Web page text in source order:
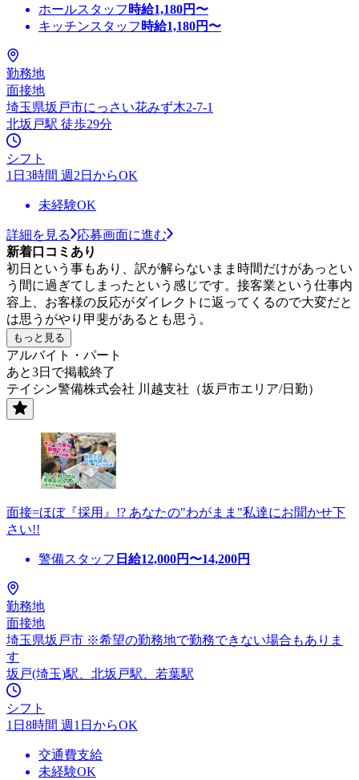
ホールスタッフ 時給1,180円〜
キッチンスタッフ 時給1,180円〜
勤務地
面接地
埼玉県坂戸市にっさい花みず木2-7-1
北坂戸駅 徒歩29分
シフト
1日3時間 週2日からOK
未経験OK
詳細を見る
応募画面に進む
新着口コミあり
初日という事もあり、訳が解らないまま時間だけがあっとい
う間に過ぎてしまったという感じです。接客業という仕事内
容上、お客様の反応がダイレクトに返ってくるので大変だと
は思うがやり甲斐があるとも思う。
もっと見る
アルバイト・パート
あと3日で掲載終了
テイシン警備株式会社 川越支社（坂戸市エリア/日勤）
面接=ほぼ『採用』!? あなたの"わがまま"私達にお聞かせ下
さい!!
警備スタッフ 日給12,000円〜14,200円
勤務地
面接地
埼玉県坂戸市 ※希望の勤務地で勤務できない場合もありま
す
坂戸(埼玉)駅、北坂戸駅、若葉駅
シフト
1日8時間 週1日からOK
交通費支給
未経験OK